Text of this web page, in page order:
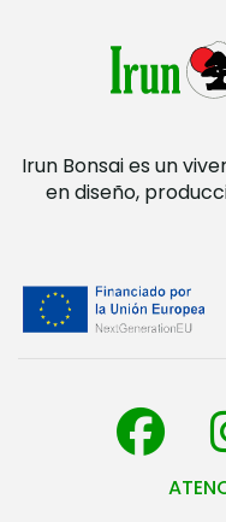
Irun Bonsai es un
en diseño,